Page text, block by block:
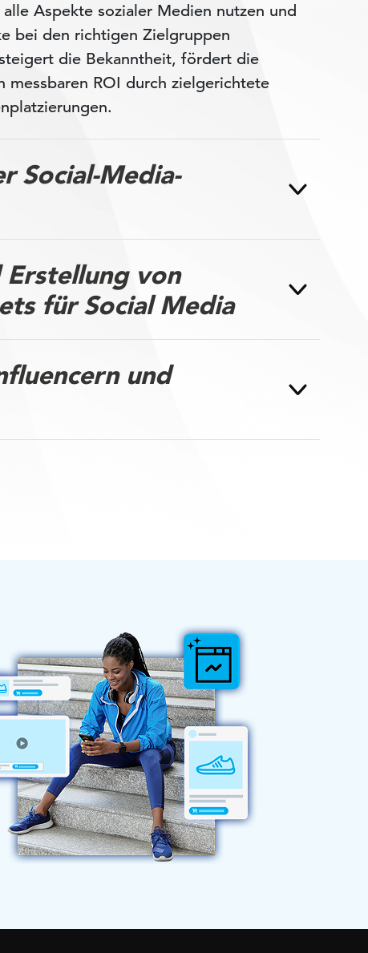
Aspekte sozialer Medien nutzen und
bei den richtigen Zielgruppen
die Bekanntheit, fördert die
messbaren ROI durch zielgerichtete
Social-Media-
von
für Social Media
und